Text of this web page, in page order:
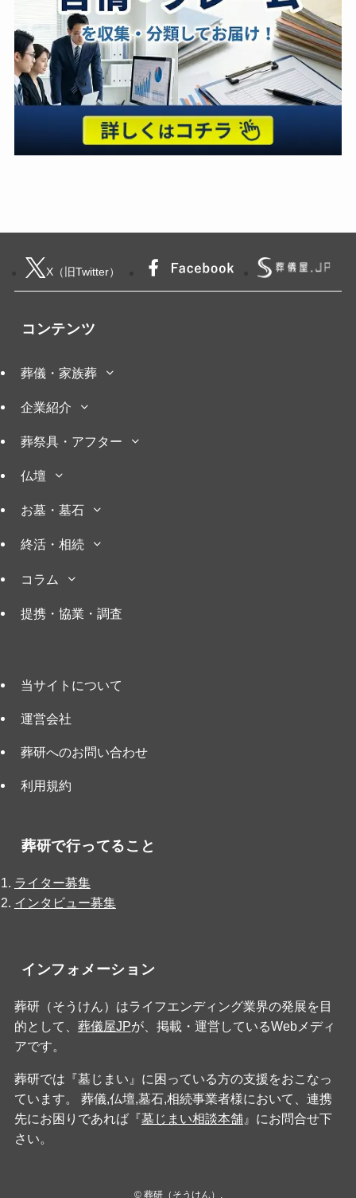
X（旧Twitter）
コンテンツ
葬儀・家族葬
企業紹介
葬祭具・アフター
仏壇
お墓・墓石
終活・相続
コラム
提携・協業・調査
当サイトについて
運営会社
葬研へのお問い合わせ
利用規約
葬研で行ってること
ライター募集
インタビュー募集
インフォメーション
葬研（そうけん）はライフエンディング業界の発展を目
的として、 葬儀屋JPが、掲載・運営しているWebメディ
アです。
葬研では『墓じまい』に困っている方の支援をおこなっ
ています。 葬儀,仏壇,墓石,相続事業者様において、連携
先にお困りであれば『墓じまい相談本舗』にお問合せ下
さい。
©葬研（そうけん）.